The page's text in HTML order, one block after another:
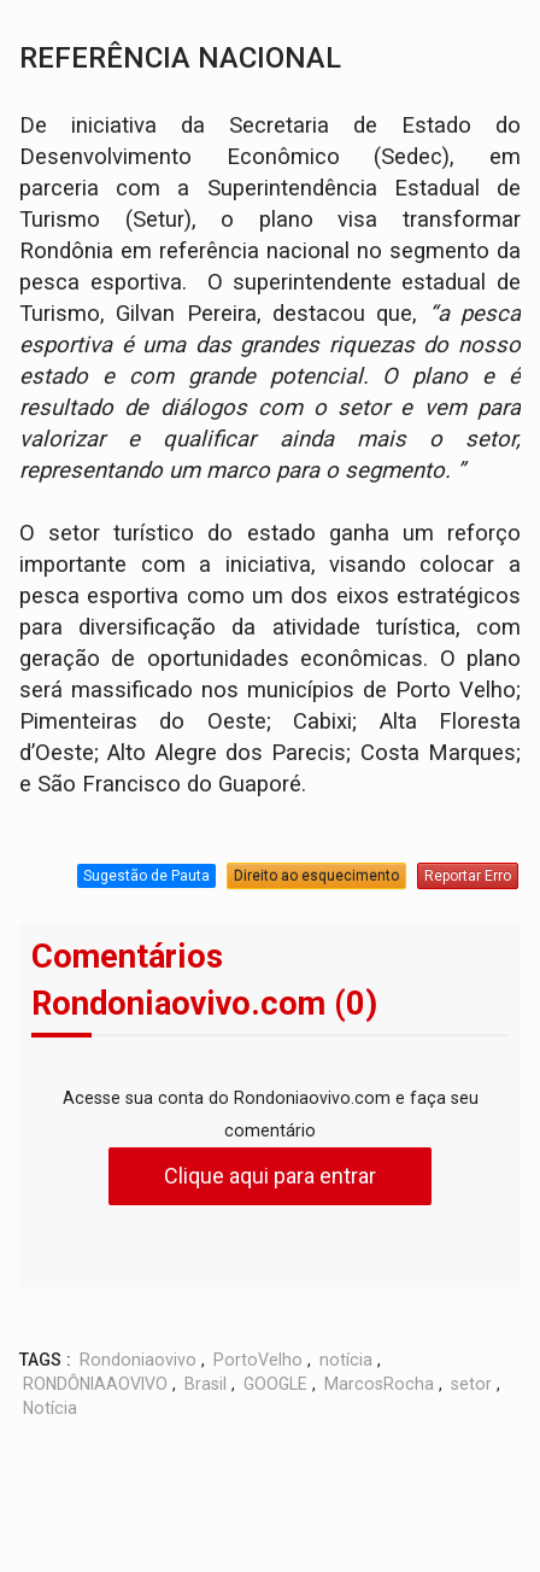
REFERÊNCIA NACIONAL
De iniciativa da Secretaria de Estado do
Desenvolvimento Econômico (Sedec), em
parceria com a Superintendência Estadual de
Turismo (Setur), o plano visa transformar
Rondônia em referência nacional no segmento da
pesca esportiva. O superintendente estadual de
Turismo, Gilvan Pereira, destacou que, “a pesca
esportiva é uma das grandes riquezas do nosso
estado e com grande potencial. O plano e é
resultado de diálogos com o setor e vem para
valorizar e qualificar ainda mais o setor,
representando um marco para o segmento. ”
O setor turístico do estado ganha um reforço
importante com a iniciativa, visando colocar a
pesca esportiva como um dos eixos estratégicos
para diversificação da atividade turística, com
geração de oportunidades econômicas. O plano
será massificado nos municípios de Porto Velho;
Pimenteiras do Oeste; Cabixi; Alta Floresta
d’Oeste; Alto Alegre dos Parecis; Costa Marques;
e São Francisco do Guaporé.
Sugestão de Pauta Direito ao esquecimento Reportar Erro
Comentários
Rondoniaovivo.com (0)
Acesse sua conta do Rondoniaovivo.com e faça seu
comentário
Clique aqui para entrar
TAGS : Rondoniaovivo , PortoVelho , notícia ,
RONDÔNIAAOVIVO , Brasil , GOOGLE , MarcosRocha , setor ,
Notícia